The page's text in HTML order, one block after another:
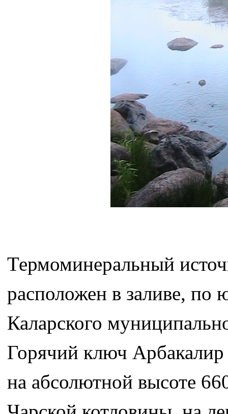
Термоминеральный
расположен в заливе, по
Каларского
Горячий ключ Арбакалир
на абсолютной высоте